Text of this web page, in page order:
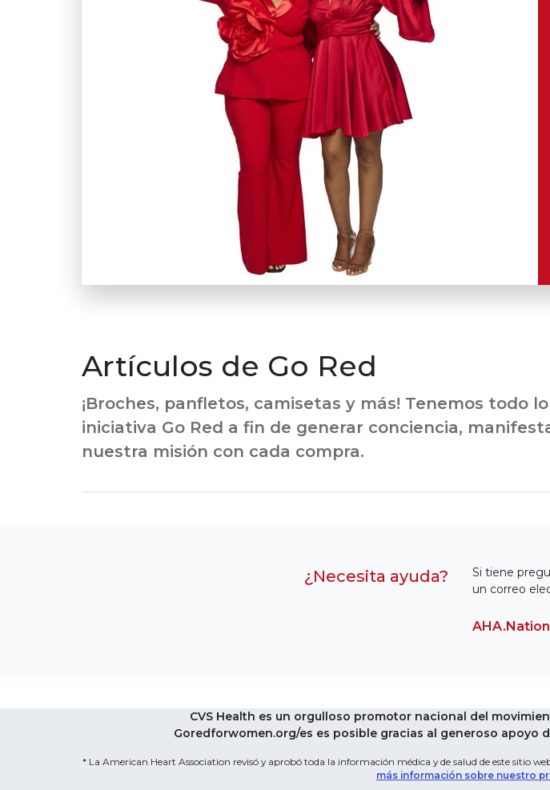
Artículos de Go Red
¡Broches, panfletos, camisetas y más! Tenemos todo
iniciativa Go Red a fin de generar conciencia,
nuestra misión con cada compra.
¿Necesita ayuda?
Si tiene
un correo
CVS Health es un orgulloso promotor nacional del
Goredforwomen.org/es es posible gracias al generoso apoyo
* La American Heart Association revisó y aprobó toda la información médica y de salud de este sitio
más información sobre nuestro